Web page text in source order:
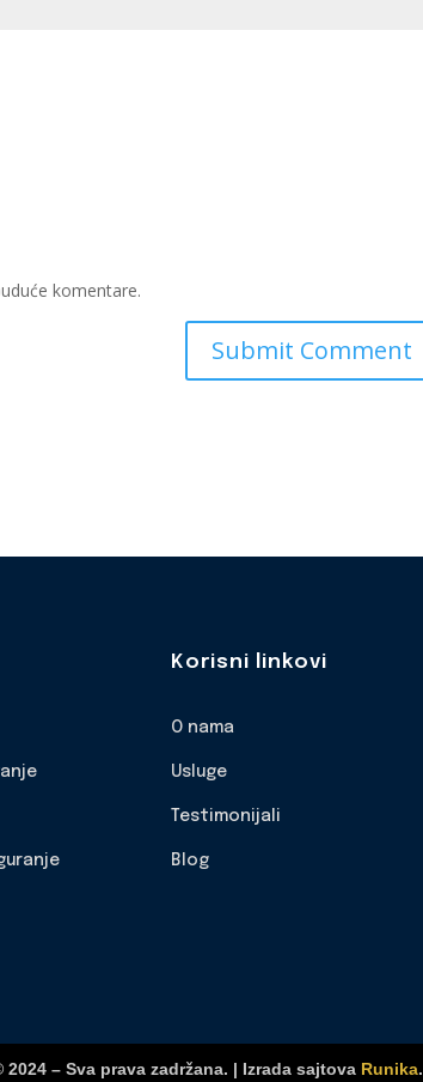
komentare.
Korisni linkovi
O nama
Usluge
Testimonijali
Blog
– Sva prava zadržana. | Izrada sajtova Runika.